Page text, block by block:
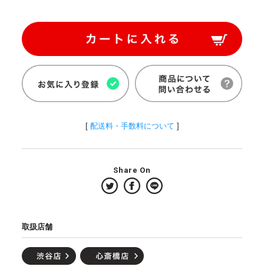
[ 配送料・手数料について ]
Share On
取扱店舗